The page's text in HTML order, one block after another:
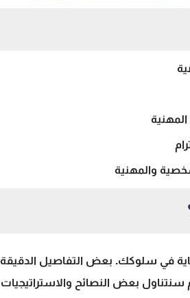
المهنية
والمهنية
في سلوكك. بعض التفاصيل الدقيقة
سنتناول بعض النصائح والاستراتيجيات